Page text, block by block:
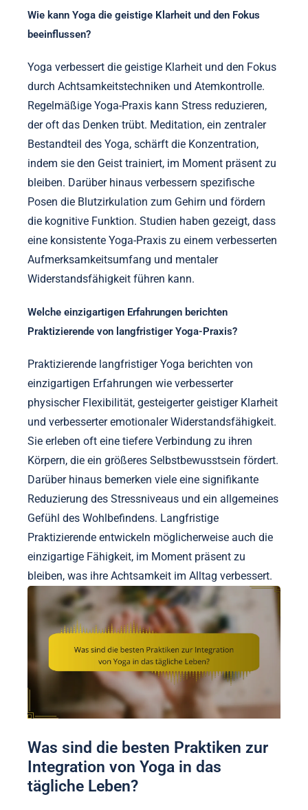
Wie kann Yoga die geistige Klarheit und den Fokus
beeinflussen?
Yoga verbessert die geistige Klarheit und den Fokus
durch Achtsamkeitstechniken und Atemkontrolle.
Regelmäßige Yoga-Praxis kann Stress reduzieren,
der oft das Denken trübt. Meditation, ein zentraler
Bestandteil des Yoga, schärft die Konzentration,
indem sie den Geist trainiert, im Moment präsent zu
bleiben. Darüber hinaus verbessern spezifische
Posen die Blutzirkulation zum Gehirn und fördern
die kognitive Funktion. Studien haben gezeigt, dass
eine konsistente Yoga-Praxis zu einem verbesserten
Aufmerksamkeitsumfang und mentaler
Widerstandsfähigkeit führen kann.
Welche einzigartigen Erfahrungen berichten
Praktizierende von langfristiger Yoga-Praxis?
Praktizierende langfristiger Yoga berichten von
einzigartigen Erfahrungen wie verbesserter
physischer Flexibilität, gesteigerter geistiger Klarheit
und verbesserter emotionaler Widerstandsfähigkeit.
Sie erleben oft eine tiefere Verbindung zu ihren
Körpern, die ein größeres Selbstbewusstsein fördert.
Darüber hinaus bemerken viele eine signifikante
Reduzierung des Stressniveaus und ein allgemeines
Gefühl des Wohlbefindens. Langfristige
Praktizierende entwickeln möglicherweise auch die
einzigartige Fähigkeit, im Moment präsent zu
bleiben, was ihre Achtsamkeit im Alltag verbessert.
Was sind die besten Praktiken zur
Integration von Yoga in das
tägliche Leben?